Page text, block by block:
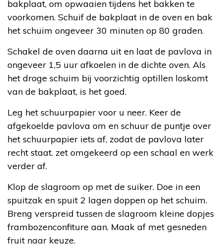
bakplaat, om opwaaien tijdens het bakken te
voorkomen. Schuif de bakplaat in de oven en bak
het schuim ongeveer 30 minuten op 80 graden.
Schakel de oven daarna uit en laat de pavlova in
ongeveer 1,5 uur afkoelen in de dichte oven. Als
het droge schuim bij voorzichtig optillen loskomt
van de bakplaat, is het goed.
Leg het schuurpapier voor u neer. Keer de
afgekoelde pavlova om en schuur de puntje over
het schuurpapier iets af, zodat de pavlova later
recht staat. zet omgekeerd op een schaal en werk
verder af.
Klop de slagroom op met de suiker. Doe in een
spuitzak en spuit 2 lagen doppen op het schuim.
Breng verspreid tussen de slagroom kleine dopjes
frambozenconfiture aan. Maak af met gesneden
fruit naar keuze.